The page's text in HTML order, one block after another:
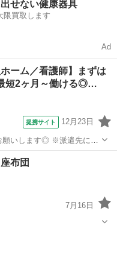
せない健康器具
限買取します
Ad
ーム／看護師】まずは
短2ヶ月～働ける◎…
提携サイト 12月23日
願いします◎ ※派遣先によ
ーション ■介護記録作成
師
布団
7月16日